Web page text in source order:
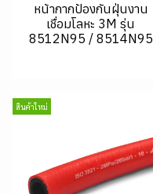
หน้ากากป้องกันฝุ่นงาน
เชื่อมโลหะ 3M รุ่น
8512N95 / 8514N95
สินค้าใหม่